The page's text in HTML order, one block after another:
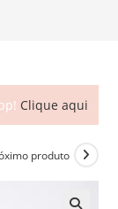
Clique aqui
produto